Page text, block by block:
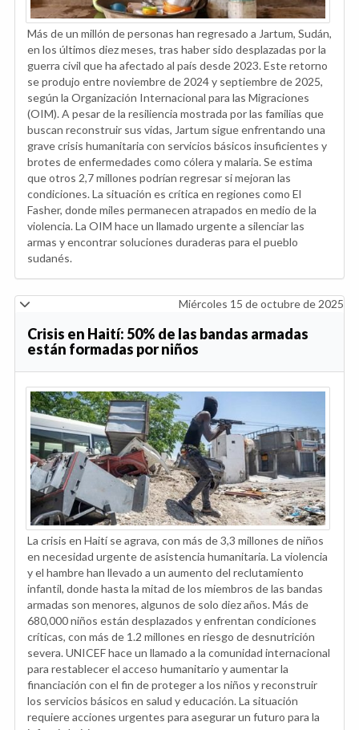
Más de un millón de personas han regresado a Jartum, Sudán,
en los últimos diez meses, tras haber sido desplazadas por la
guerra civil que ha afectado al país desde 2023. Este retorno
se produjo entre noviembre de 2024 y septiembre de 2025,
según la Organización Internacional para las Migraciones
(OIM). A pesar de la resiliencia mostrada por las familias que
buscan reconstruir sus vidas, Jartum sigue enfrentando una
grave crisis humanitaria con servicios básicos insuficientes y
brotes de enfermedades como cólera y malaria. Se estima
que otros 2,7 millones podrían regresar si mejoran las
condiciones. La situación es crítica en regiones como El
Fasher, donde miles permanecen atrapados en medio de la
violencia. La OIM hace un llamado urgente a silenciar las
armas y encontrar soluciones duraderas para el pueblo
sudanés.
Miércoles 15 de octubre de 2025
Crisis en Haití: 50% de las bandas armadas
están formadas por niños
La crisis en Haití se agrava, con más de 3,3 millones de niños
en necesidad urgente de asistencia humanitaria. La violencia
y el hambre han llevado a un aumento del reclutamiento
infantil, donde hasta la mitad de los miembros de las bandas
armadas son menores, algunos de solo diez años. Más de
680,000 niños están desplazados y enfrentan condiciones
críticas, con más de 1.2 millones en riesgo de desnutrición
severa. UNICEF hace un llamado a la comunidad internacional
para restablecer el acceso humanitario y aumentar la
financiación con el fin de proteger a los niños y reconstruir
los servicios básicos en salud y educación. La situación
requiere acciones urgentes para asegurar un futuro para la